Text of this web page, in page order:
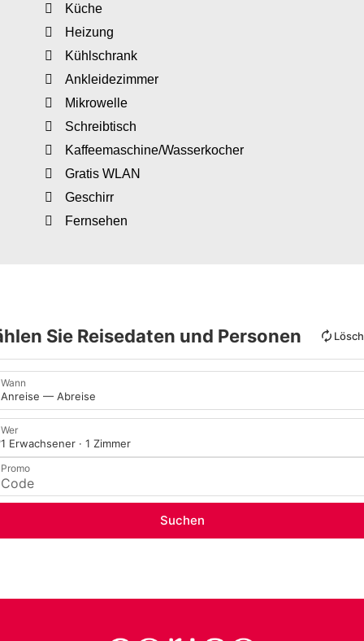
Küche
Heizung
Kühlschrank
Ankleidezimmer
Mikrowelle
Schreibtisch
Kaffeemaschine/Wasserkocher
Gratis WLAN
Geschirr
Fernsehen
Sie Reisedaten und Personen
Wann
Anreise — Abreise
Wer
1 Erwachsener · 1 Zimmer
Promo
Suchen